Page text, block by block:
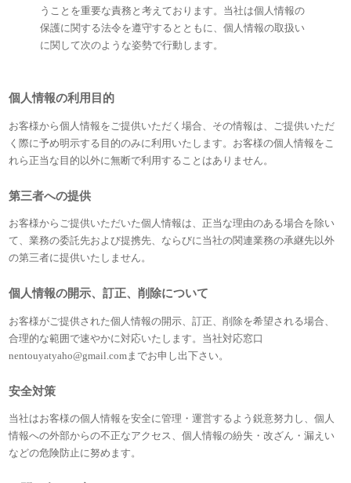
うことを重要な責務と考えております。当社は個人情報の
保護に関する法令を遵守するとともに、個人情報の取扱い
に関して次のような姿勢で行動します。
個人情報の利用目的
お客様から個人情報をご提供いただく場合、その情報は、ご提供いただ
く際に予め明示する目的のみに利用いたします。お客様の個人情報をこ
れら正当な目的以外に無断で利用することはありません。
第三者への提供
お客様からご提供いただいた個人情報は、正当な理由のある場合を除い
て、業務の委託先および提携先、ならびに当社の関連業務の承継先以外
の第三者に提供いたしません。
個人情報の開示、訂正、削除について
お客様がご提供された個人情報の開示、訂正、削除を希望される場合、
合理的な範囲で速やかに対応いたします。当社対応窓口
nentouyatyaho@gmail.com までお申し出下さい。
安全対策
当社はお客様の個人情報を安全に管理・運営するよう鋭意努力し、個人
情報への外部からの不正なアクセス、個人情報の紛失・改ざん・漏えい
などの危険防止に努めます。